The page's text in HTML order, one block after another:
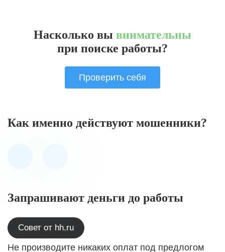
Насколько вы внимательны
при поиске работы?
Проверить себя
Как именно действуют мошенники?
Запрашивают деньги до работы
Совет от hh.ru
Не производите никаких оплат под предлогом